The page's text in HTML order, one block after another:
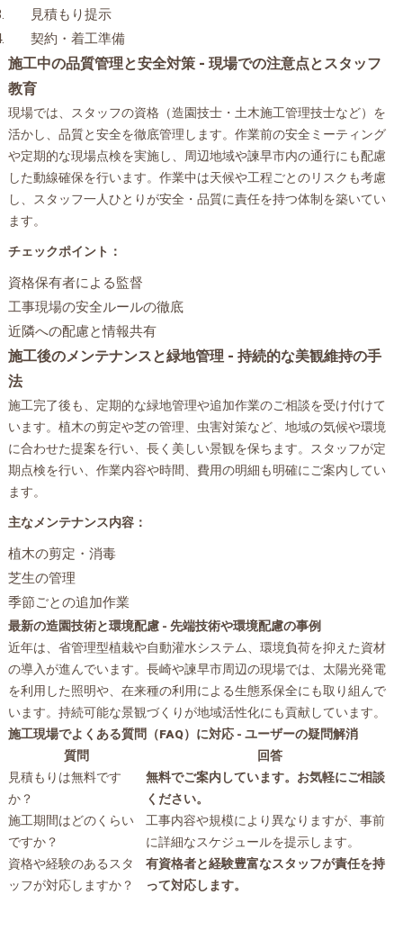
見積もり提示
契約・着工準備
施工中の品質管理と安全対策 - 現場での注意点とスタッフ
教育
現場では、スタッフの資格（造園技士・土木施工管理技士など）を
活かし、品質と安全を徹底管理します。作業前の安全ミーティング
や定期的な現場点検を実施し、周辺地域や諫早市内の通行にも配慮
した動線確保を行います。作業中は天候や工程ごとのリスクも考慮
し、スタッフ一人ひとりが安全・品質に責任を持つ体制を築いてい
ます。
チェックポイント：
資格保有者による監督
工事現場の安全ルールの徹底
近隣への配慮と情報共有
施工後のメンテナンスと緑地管理 - 持続的な美観維持の手
法
施工完了後も、定期的な緑地管理や追加作業のご相談を受け付けて
います。植木の剪定や芝の管理、虫害対策など、地域の気候や環境
に合わせた提案を行い、長く美しい景観を保ちます。スタッフが定
期点検を行い、作業内容や時間、費用の明細も明確にご案内してい
ます。
主なメンテナンス内容：
植木の剪定・消毒
芝生の管理
季節ごとの追加作業
最新の造園技術と環境配慮 - 先端技術や環境配慮の事例
近年は、省管理型植栽や自動灌水システム、環境負荷を抑えた資材
の導入が進んでいます。長崎や諫早市周辺の現場では、太陽光発電
を利用した照明や、在来種の利用による生態系保全にも取り組んで
います。持続可能な景観づくりが地域活性化にも貢献しています。
施工現場でよくある質問（FAQ）に対応 - ユーザーの疑問解消
質問
回答
見積もりは無料です
か？
無料でご案内しています。お気軽にご相談
ください。
施工期間はどのくらい
ですか？
工事内容や規模により異なりますが、事前
に詳細なスケジュールを提示します。
資格や経験のあるスタ
ッフが対応しますか？
有資格者と経験豊富なスタッフが責任を持
って対応します。